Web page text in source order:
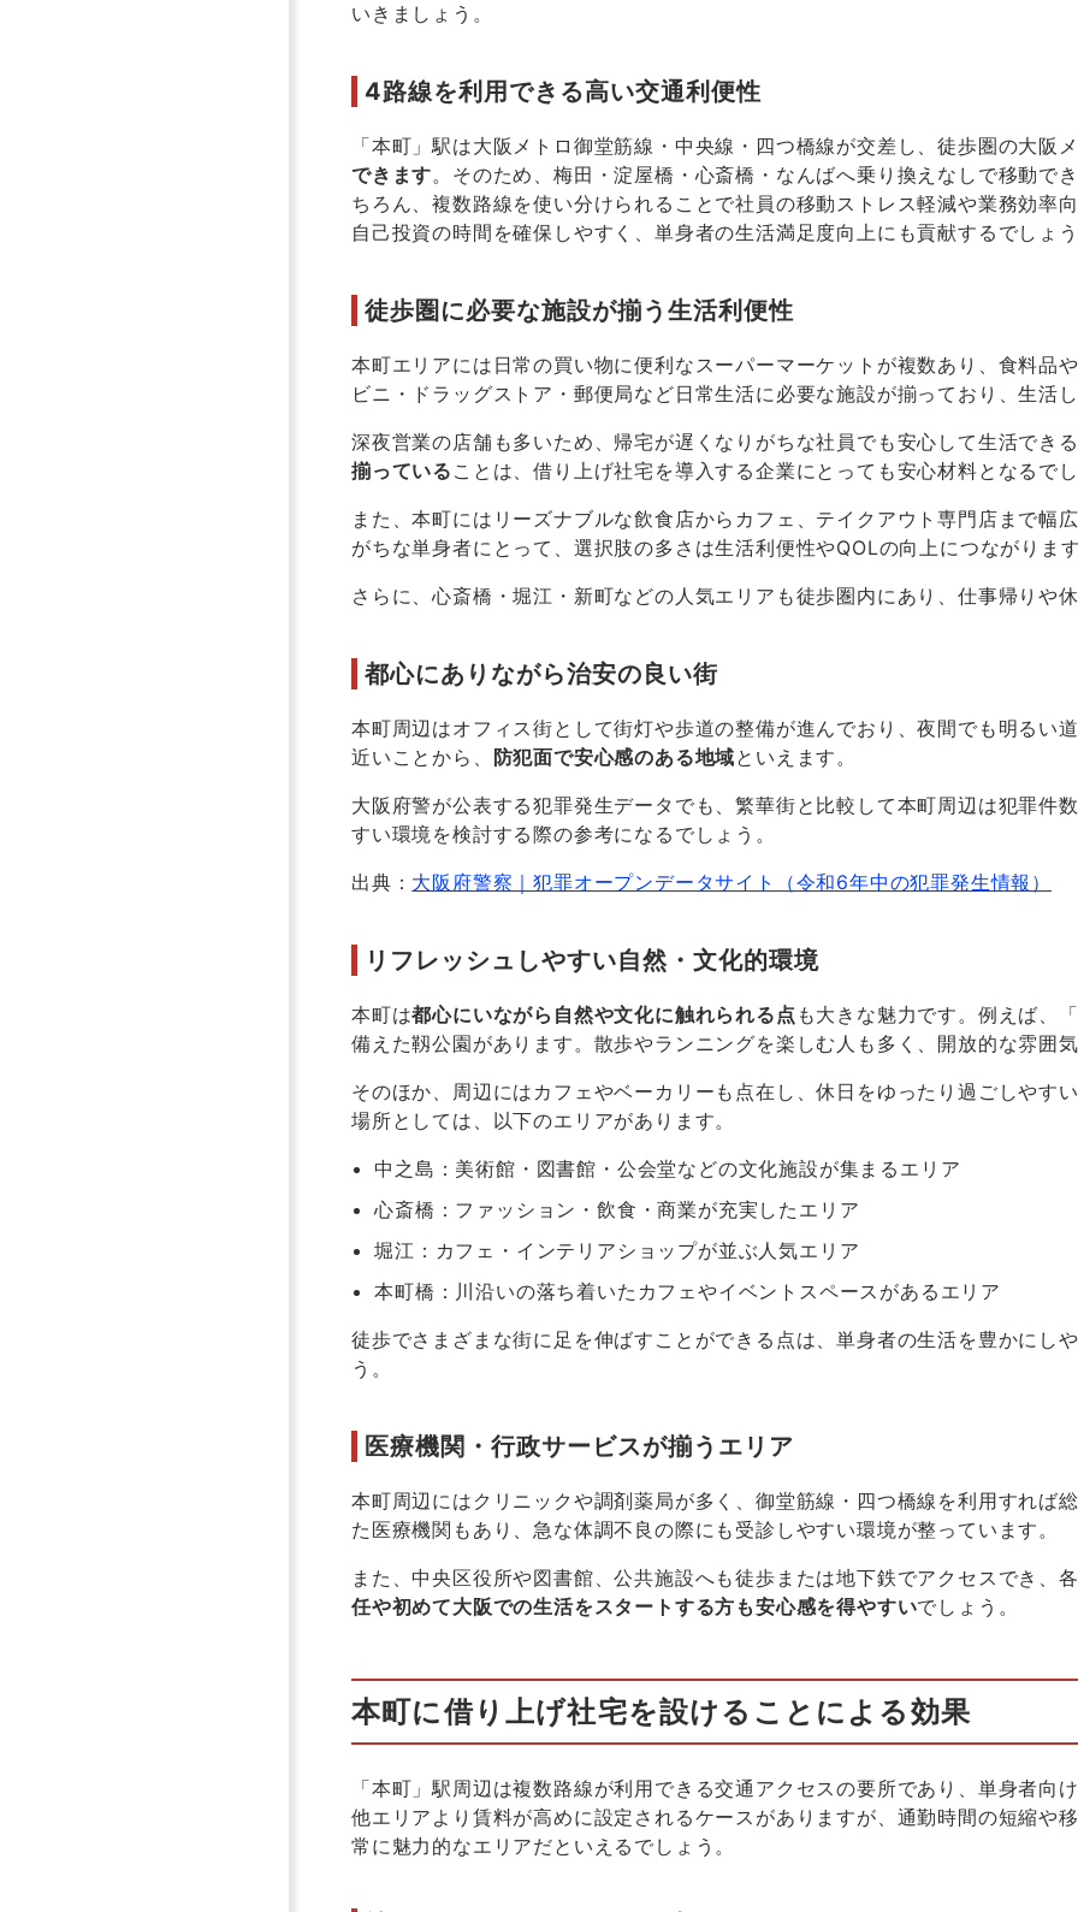
いきましょう。
4路線を利用できる高い交通利便性
「本町」駅は大阪メトロ御堂筋線・中央線・四つ橋線が交差し、徒歩圏の大阪
できます。そのため、梅田・淀屋橋・心斎橋・なんばへ乗り換えなしで移動で
ちろん、複数路線を使い分けられることで社員の移動ストレス軽減や業務効率
自己投資の時間を確保しやすく、単身者の生活満足度向上にも貢献するでしょう
徒歩圏に必要な施設が揃う生活利便性
本町エリアには日常の買い物に便利なスーパーマーケットが複数あり、食料品
ビニ・ドラッグストア・郵便局など日常生活に必要な施設が揃っており、生活し
深夜営業の店舗も多いため、帰宅が遅くなりがちな社員でも安心して生活でき
揃っている ことは、借り上げ社宅を導入する企業にとっても安心材料となるでし
また、本町にはリーズナブルな飲食店からカフェ、テイクアウト専門店まで幅
がちな単身者にとって、選択肢の多さは生活利便性やQOLの向上につながります
さらに、心斎橋・堀江・新町などの人気エリアも徒歩圏内にあり、仕事帰りや
都心にありながら治安の良い街
本町周辺はオフィス街として街灯や歩道の整備が進んでおり、夜間でも明るい
近いことから、
防犯面で安心感のある地域といえます。
大阪府警が公表する犯罪発生データでも、繁華街と比較して本町周辺は犯罪件
すい環境を検討する際の参考になるでしょう。
出典： 大阪府警察｜犯罪オープンデータサイト（令和6年中の犯罪発生情報）
リフレッシュしやすい自然・文化的環境
本町は都心にいながら自然や文化に触れられる点 も大きな魅力です。例えば、
備えた靱公園があります。散歩やランニングを楽しむ人も多く、開放的な雰囲気
そのほか、周辺にはカフェやベーカリーも点在し、休日をゆったり過ごしやす
場所としては、以下のエリアがあります。
中之島：美術館・図書館・公会堂などの文化施設が集まるエリア
心斎橋：ファッション・飲食・商業が充実したエリア
堀江：カフェ・インテリアショップが並ぶ人気エリア
本町橋：川沿いの落ち着いたカフェやイベントスペースがあるエリア
徒歩でさまざまな街に足を伸ばすことができる点は、単身者の生活を豊かにし
う。
医療機関・行政サービスが揃うエリア
本町周辺にはクリニックや調剤薬局が多く、御堂筋線・四つ橋線を利用すれば
た医療機関もあり、急な体調不良の際にも受診しやすい環境が整っています。
また、中央区役所や図書館、公共施設へも徒歩または地下鉄でアクセスでき、
任や初めて大阪での生活をスタートする方も安心感を得やすいでしょう。
本町に借り上げ社宅を設けることによる効果
「本町」駅周辺は複数路線が利用できる交通アクセスの要所であり、単身者向
他エリアより賃料が高めに設定されるケースがありますが、通勤時間の短縮や
常に魅力的なエリアだといえるでしょう。